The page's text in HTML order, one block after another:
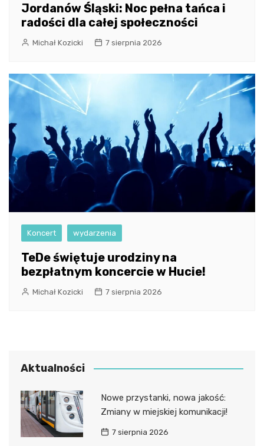
Jordanów Śląski: Noc pełna tańca i
radości dla całej społeczności
Michał Kozicki 7 sierpnia 2026
Koncert wydarzenia
TeDe świętuje urodziny na
bezpłatnym koncercie w Hucie!
Michał Kozicki 7 sierpnia 2026
Aktualności
Nowe przystanki, nowa jakość:
Zmiany w miejskiej komunikacji!
7 sierpnia 2026